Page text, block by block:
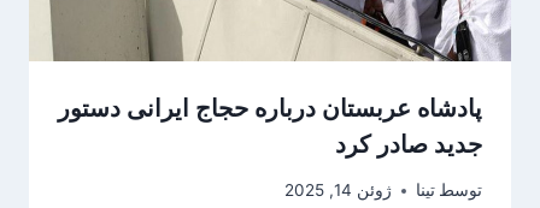
پادشاه عربستان درباره حجاج ایرانی دستور
جدید صادر کرد
توسط تینا ژوئن 14, 2025